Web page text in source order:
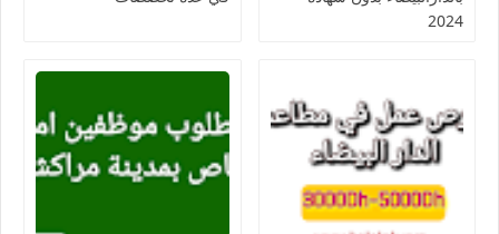
2024